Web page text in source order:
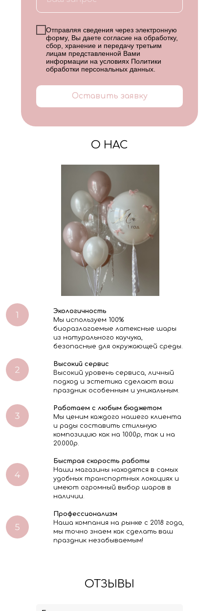
Отправляя сведения через электронную
форму, Вы даете согласие на обработку,
сбор, хранение и передачу третьим
лицам представленной Вами
информации на условиях Политики
обработки персональных данных
Оставить заявку
О НАС
Экологичность
Мы используем 100%
биоразлагаемые латексные шары
из натурального каучука,
безопасные для окружающей среды.
Высокий сервис
Высокий уровень сервиса, личный
подход и эстетика сделают ваш
праздник особенным и уникальным.
Работаем с любым бюджетом
Мы ценим каждого нашего клиента
и рады составить стильную
композицию как на 1000р, так и на
20.000р.
Быстрая скорость работы
Наши магазины находятся в самых
удобных транспортных локациях и
имеют огромный выбор шаров в
наличии.
Профессионализм
Наша компания на рынке с 2018 года,
мы точно знаем как сделать ваш
праздник незабываемым!
ОТЗЫВЫ